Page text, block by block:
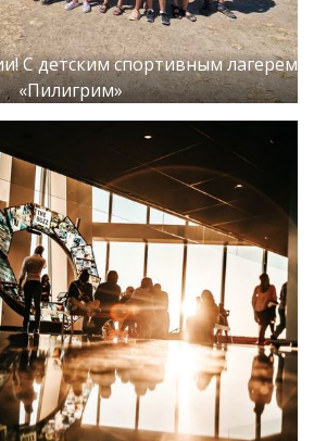
С детским спортивным лагерем
«Пилигрим»